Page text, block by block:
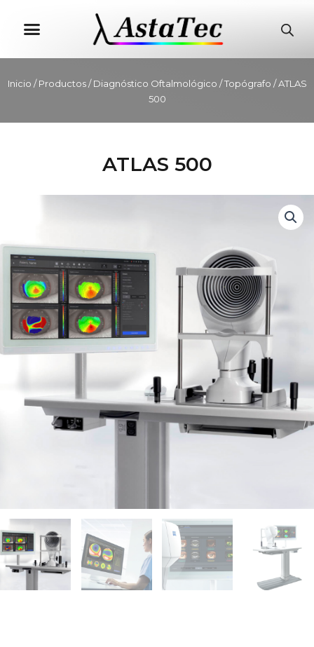
Inicio /Productos/Diagnóstico Oftalmológico /Topógrafo / ATLAS
500
ATLAS 500